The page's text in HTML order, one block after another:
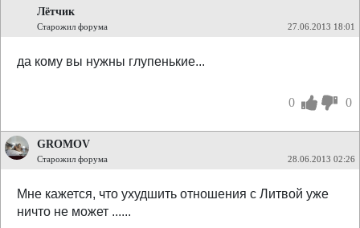
Лётчик
Старожил форума 27.06.2013 18:01
да кому вы нужны глупенькие...
0 0
GROMOV
Старожил форума 28.06.2013 02:26
Мне кажется, что ухудшить отношения с Литвой уже
ничто не может ......